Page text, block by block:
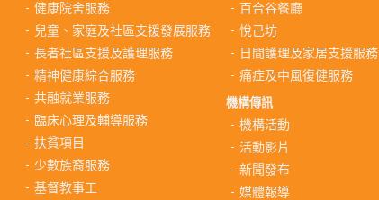
健康院舍服務
兒童、家庭及社區支援發展服務
長者社區支援及護理服務
精神健康綜合服務
共融就業服務
臨床心理及輔導服務
扶貧項目
少數族裔服務
基督教事工
百合谷餐廳
悅己坊
日間護理及家居支援服務
痛症及中風復健服務
機構傳訊
機構活動
活動影片
新聞發布
媒體報導